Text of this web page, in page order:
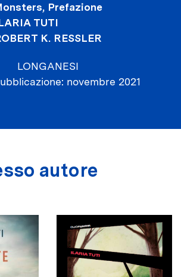
Prefazione
TUTI
K. RESSLER
LONGANESI
novembre 2021
autore